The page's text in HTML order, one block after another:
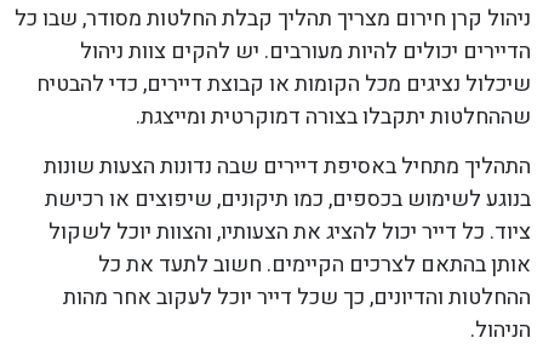
ניהול קרן חירום מצריך תהליך קבלת החלטות מסודר, שבו כל
הדיירים יכולים להיות מעורבים. יש להקים צוות ניהול
שיכלול נציגים מכל הקומות או קבוצת דיירים, כדי להבטיח
שההחלטות יתקבלו בצורה דמוקרטית ומייצגת.
התהליך מתחיל באסיפת דיירים שבה נדונות הצעות שונות
בנוגע לשימוש בכספים, כמו תיקונים, שיפוצים או רכישת
ציוד. כל דייר יכול להציג את הצעותיו, והצוות יוכל לשקול
אותן בהתאם לצרכים הקיימים. חשוב לתעד את כל
ההחלטות והדיונים, כך שכל דייר יוכל לעקוב אחר מהות
הניהול.